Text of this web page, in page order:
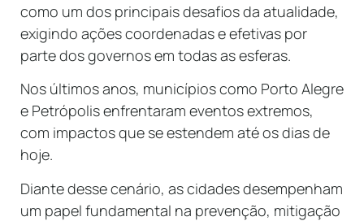
como um dos principais desafios da atualidade,
exigindo ações coordenadas e efetivas por
parte dos governos em todas as esferas.
Nos últimos anos, municípios como Porto Alegre
e Petrópolis enfrentaram eventos extremos,
com impactos que se estendem até os dias de
hoje.
Diante desse cenário, as cidades desempenham
um papel fundamental na prevenção, mitigação